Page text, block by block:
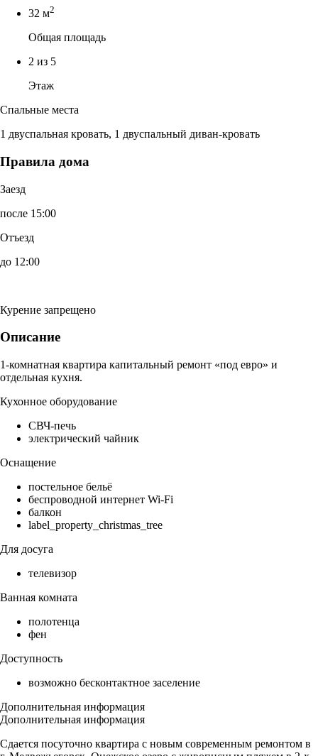
32 м2
Общая площадь
2 из 5
Этаж
Спальные места
1 двуспальная кровать, 1 двуспальный диван-кровать
Правила дома
Заезд
после 15:00
Отъезд
до 12:00
Курение запрещено
Описание
1-комнатная квартира капитальный ремонт «под евро» и
отдельная кухня.
Кухонное оборудование
СВЧ-печь
электрический чайник
Оснащение
постельное бельё
беспроводной интернет Wi-Fi
балкон
label_property_christmas_tree
Для досуга
телевизор
Ванная комната
полотенца
фен
Доступность
возможно бесконтактное заселение
Дополнительная информация
Дополнительная информация
Сдается посуточно квартира с новым современным ремонтом в